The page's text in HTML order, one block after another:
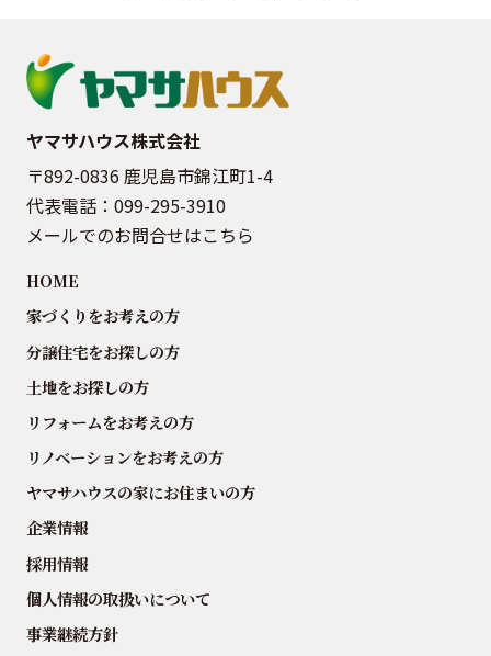
ヤマサハウス株式会社
〒892-0836 鹿児島市錦江町1-4
代表電話： 099-295-3910
メールでのお問合せはこちら
HOME
家づくりをお考えの方
分譲住宅をお探しの方
土地をお探しの方
リフォームをお考えの方
リノベーションをお考えの方
ヤマサハウスの家にお住まいの方
企業情報
採用情報
個人情報の取扱いについて
事業継続方針